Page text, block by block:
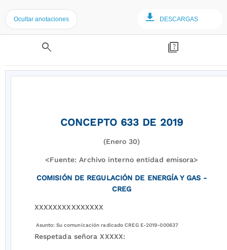
Ocultar anotaciones DESCARGAS
search quiz
CONCEPTO 633 DE 2019
(Enero 30)
<Fuente: Archivo interno entidad emisora>
COMISIÓN DE REGULACIÓN DE ENERGÍA Y GAS -
CREG
XXXXXXXXXXXXXXX
Asunto: Su comunicación radicado CREG E-2019-000637
Respetada señora XXXXX: